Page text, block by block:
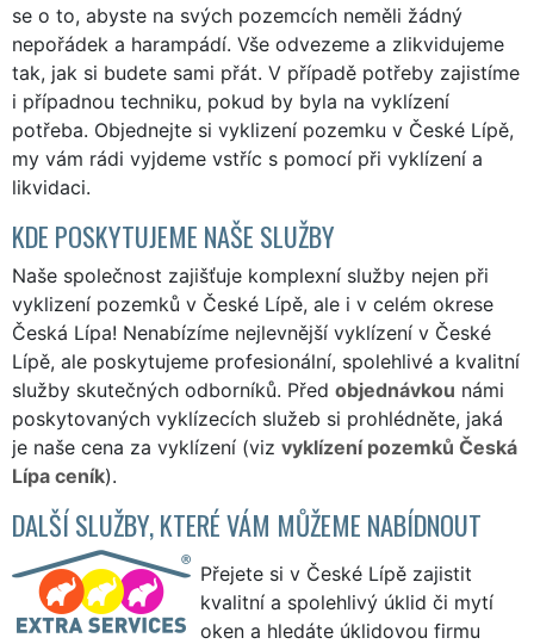
se o to, abyste na svých pozemcích neměli žádný
nepořádek a harampádí. Vše odvezeme a zlikvidujeme
tak, jak si budete sami přát. V případě potřeby zajistíme
i případnou techniku, pokud by byla na vyklízení
potřeba. Objednejte si vyklizení pozemku v České Lípě,
my vám rádi vyjdeme vstříc s pomocí při vyklízení a
likvidaci.
KDE POSKYTUJEME NAŠE SLUŽBY
Naše společnost zajišťuje komplexní služby nejen při
vyklizení pozemků v České Lípě, ale i v celém okrese
Česká Lípa! Nenabízíme nejlevnější vyklízení v České
Lípě, ale poskytujeme profesionální, spolehlivé a kvalitní
služby skutečných odborníků. Před objednávkou námi
poskytovaných vyklízecích služeb si prohlédněte, jaká
je naše cena za vyklízení (viz vyklízení pozemků Česká
Lípa ceník).
DALŠÍ SLUŽBY, KTERÉ VÁM MŮŽEME NABÍDNOUT
Přejete si v České Lípě zajistit
kvalitní a spolehlivý úklid či mytí
oken a hledáte úklidovou firmu